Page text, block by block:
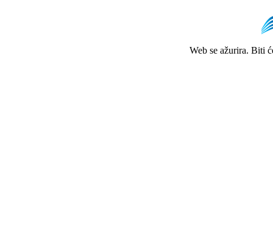
Web se ažurira. Biti